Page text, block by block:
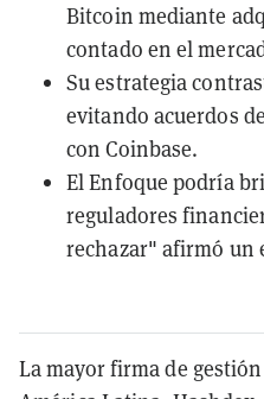
Bitcoin mediante
contado en el
Su estrategia
evitando acuerdos
con Coinbase.
El Enfoque podría
reguladores
rechazar" afirmó un
La mayor firma de